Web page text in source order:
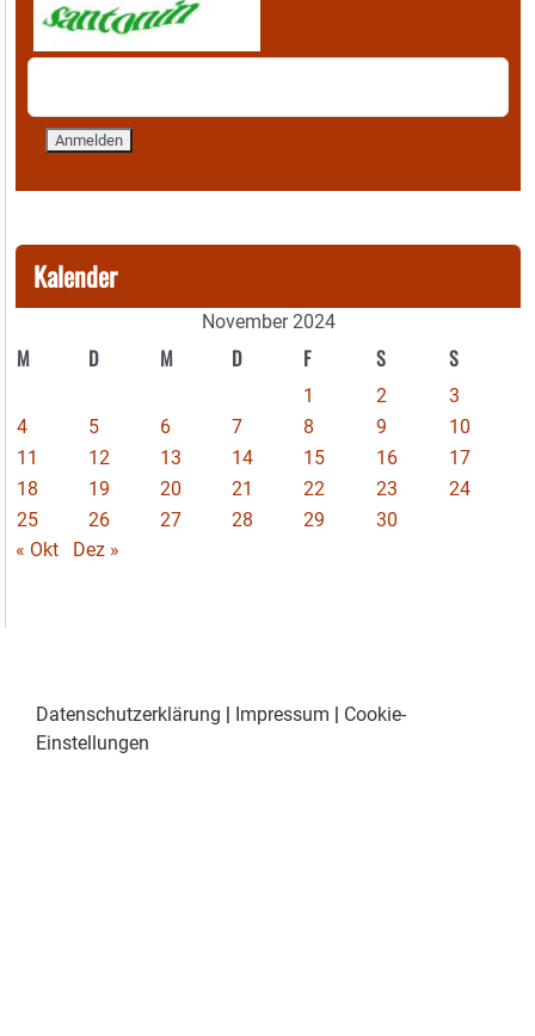
Kalender
November 2024
M D M D F S S
1 2
3
4
5 6 7 8 9
10
11
12 13 14 15 16
17
18
19 20 21 22 23
24
25
26 27 28 29
30
« Okt
Dez »
Datenschutzerklärung Impressum
Cookie-
Einstellungen